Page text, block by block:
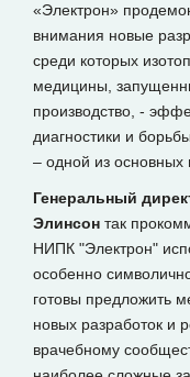
«Электрон»
внимания новые
среди которых
медицины,
производство, -
диагностики и
– одной из основных
Генеральный
Элинсон так
НИПК "Электрон"
особенно
готовы предложить
новых разработок и
врачебному